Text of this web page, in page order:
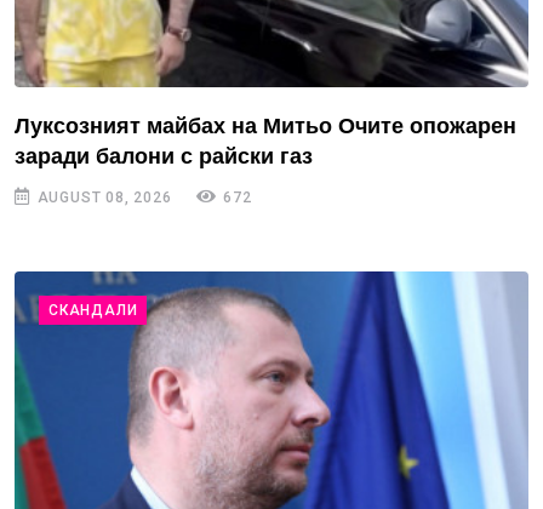
Луксозният майбах на Митьо Очите опожарен
заради балони с райски газ
AUGUST 08, 2026 672
СКАНДАЛИ